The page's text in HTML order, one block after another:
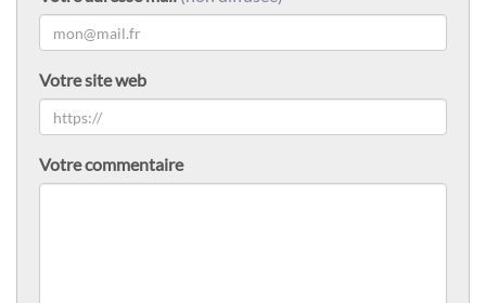
Votre site web
Votre commentaire